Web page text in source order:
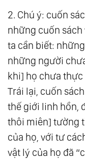
Cá Nhân Pdf
190.Ghi Chép
Cùng J.
191.
Gõ Cửa
Pdf
192.Hành
193.Hành
194. Hành
195.Học Thôi
2. Chú ý: cuốn
những cuốn sách
ta cần biết:
những người
khi] họ chưa thực
Trái lại, cuốn
thế giới linh hồn,
thôi miên] tường
của họ, với tư
vật lý của họ đã